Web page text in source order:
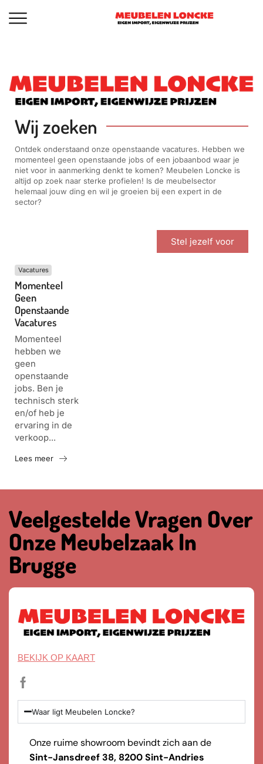
Wij zoeken
Ontdek onderstaand onze openstaande vacatures. Hebben we
momenteel geen openstaande jobs of een jobaanbod waar je
niet voor in aanmerking denkt te komen? Meubelen Loncke is
altijd op zoek naar sterke profielen! Is de meubelsector
helemaal jouw ding en wil je groeien bij een expert in de
sector?
Stel jezelf voor
Vacatures
Momenteel
Geen
Openstaande
Vacatures
Momenteel
hebben we
geen
openstaande
jobs. Ben je
technisch sterk
en/of heb je
ervaring in de
verkoop...
Lees meer
Veelgestelde Vragen Over
Onze Meubelzaak In
Brugge
BEKIJK OP KAART
Waar ligt Meubelen Loncke?
Onze ruime showroom bevindt zich aan de
Sint-Jansdreef 38, 8200 Sint-Andries